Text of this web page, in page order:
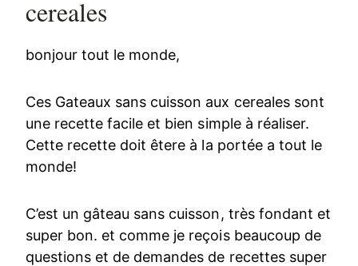
cereales
bonjour tout le monde,
Ces Gateaux sans cuisson aux cereales sont
une recette facile et bien simple à réaliser.
Cette recette doit êtere à la portée a tout le
monde!
C’est un gâteau sans cuisson, très fondant et
super bon. et comme je reçois beaucoup de
questions et de demandes de recettes super